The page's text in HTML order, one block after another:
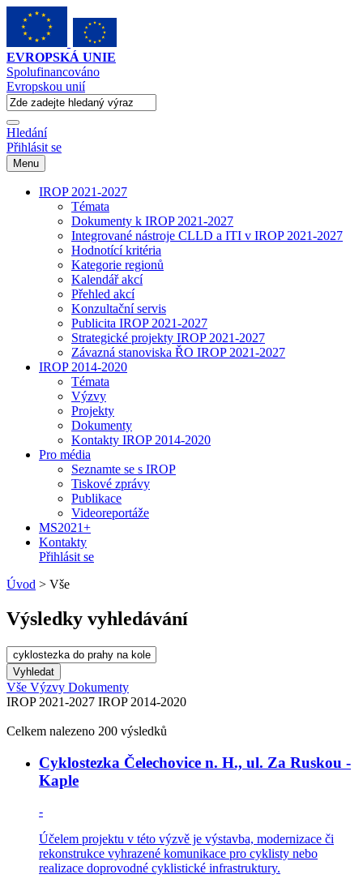
EVROPSKÁ UNIE
Spolufinancováno
Evropskou unií
Hledání
Přihlásit se
Menu
IROP 2021-2027
Témata
Dokumenty k IROP 2021-2027
Integrované nástroje CLLD a ITI v IROP 2021-2027
Hodnotící kritéria
Kategorie regionů
Kalendář akcí
Přehled akcí
Konzultační servis
Publicita IROP 2021-2027
Strategické projekty IROP 2021-2027
Závazná stanoviska ŘO IROP 2021-2027
IROP 2014-2020
Témata
Výzvy
Projekty
Dokumenty
Kontakty IROP 2014-2020
Pro média
Seznamte se s IROP
Tiskové zprávy
Publikace
Videoreportáže
MS2021+
Kontakty
Přihlásit se
Úvod > Vše
Výsledky vyhledávání
Vše Výzvy Dokumenty
IROP 2021-2027 IROP 2014-2020
Celkem nalezeno 200 výsledků
Cyklostezka Čelechovice n. H., ul. Za Ruskou -
Kaple
-
Účelem projektu v této výzvě je výstavba, modernizace či
rekonstrukce vyhrazené komunikace pro cyklisty nebo
realizace doprovodné cyklistické infrastruktury.